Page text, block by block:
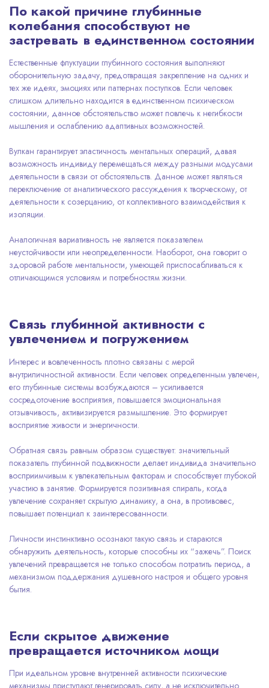
По какой причине глубинные
колебания способствуют не
застревать в единственном состоянии
Естественные флуктуации глубинного состояния выполняют
оборонительную задачу, предотвращая закрепление на одних и
тех же идеях, эмоциях или паттернах поступков. Если человек
слишком длительно находится в единственном психическом
состоянии, данное обстоятельство может повлечь к негибкости
мышления и ослаблению адаптивных возможностей.
Вулкан гарантирует эластичность ментальных операций, давая
возможность индивиду перемещаться между разными модусами
деятельности в связи от обстоятельств. Данное может являться
переключение от аналитического рассуждения к творческому, от
деятельности к созерцанию, от коллективного взаимодействия к
изоляции.
Аналогичная вариативность не является показателем
неустойчивости или неопределенности. Наоборот, она говорит о
здоровой работе ментальности, умеющей приспосабливаться к
отличающимся условиям и потребностям жизни.
Связь глубинной активности с
увлечением и погружением
Интерес и вовлеченность плотно связаны с мерой
внутриличностной активности. Если человек определенным увлечен,
его глубинные системы возбуждаются – усиливается
сосредоточение восприятия, повышается эмоциональная
отзывчивость, активизируется размышление. Это формирует
восприятие живости и энергичности.
Обратная связь равным образом существует: значительный
показатель глубинной подвижности делает индивида значительно
восприимчивым к увлекательным факторам и способствует глубокой
участию в занятие. Формируется позитивная спираль, когда
увлечение сохраняет скрытую динамику, а она, в противовес,
повышает потенциал к заинтересованности.
Личности инстинктивно осознают такую связь и стараются
обнаружить деятельность, которые способны их “зажечь”. Поиск
увлечений превращается не только способом потратить период, а
механизмом поддержания душевного настроя и общего уровня
бытия.
Если скрытое движение
превращается источником мощи
При идеальном уровне внутренней активности психические
механизмы приступают генерировать силу, а не исключительно